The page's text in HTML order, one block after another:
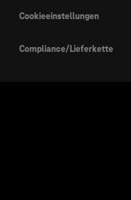
Cookieeinstellungen
Compliance/Lieferkette